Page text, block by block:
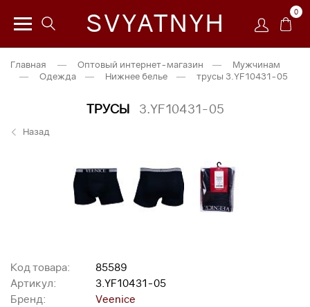
SVYATNYH 0
Главная — Оптовый интернет-магазин —
Мужчинам
—
Одежда — Нижнее белье — трусы 3.YF10431-05
ТРУСЫ 3.YF10431-05
Назад
Код товара:
85589
Артикул:
3.YF10431-05
Бренд:
Veenice